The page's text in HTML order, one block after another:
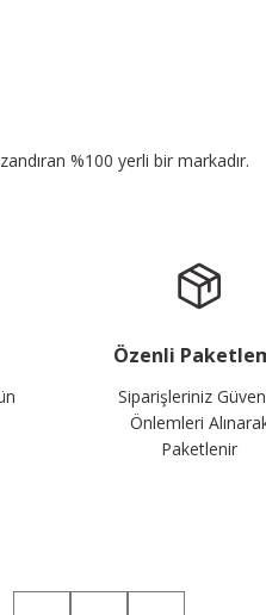
%100 yerli bir markadır.
Özenli
Siparişleriniz
Önlemleri
Paketlenir